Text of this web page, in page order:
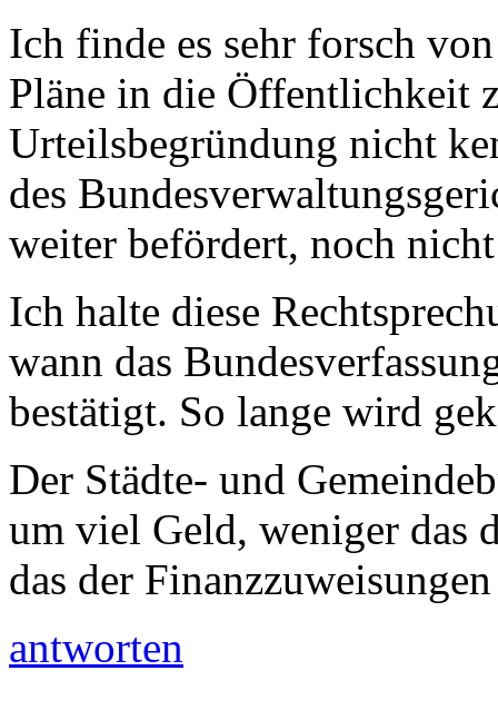
Ich finde es sehr forsch
Pläne in die Öffentlichkeit
Urteilsbegründung nicht
des
weiter befördert, noch
Ich halte diese
wann das
bestätigt. So lange wird
Der Städte- und
um viel Geld, weniger das
das der
antworten